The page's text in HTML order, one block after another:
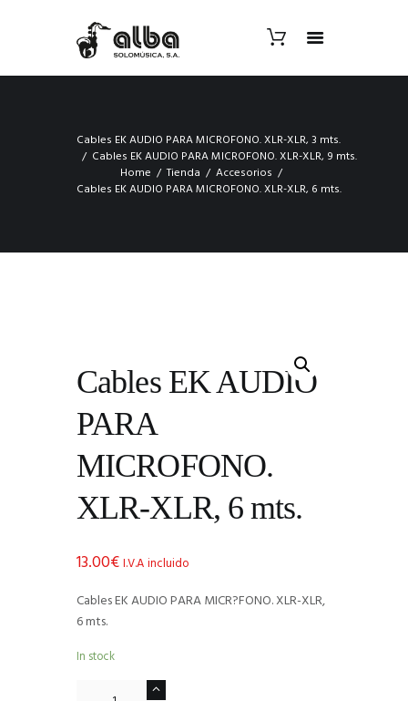
Cables EK AUDIO PARA MICROFONO. XLR-XLR, 3 mts.
Cables EK AUDIO PARA MICROFONO. XLR-XLR, 9 mts.
Home
Tienda
Accesorios
Cables EK AUDIO PARA MICROFONO. XLR-XLR, 6 mts.
Cables EK AUDIO
PARA
MICROFONO.
XLR-XLR, 6 mts.
13.00€I.V.A incluido
Cables EK AUDIO PARA MICR?FONO. XLR-XLR,
6 mts.
In stock